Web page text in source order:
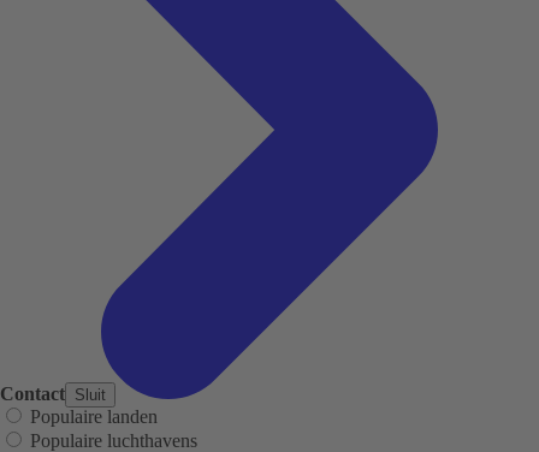
Contact Sluit
Populaire landen
Populaire luchthavens